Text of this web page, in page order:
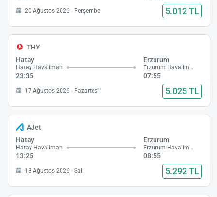
20 Ağustos 2026 - Perşembe 5.012 TL
THY
Hatay
Hatay Havalimanı
23:35
Erzurum
Erzurum Havalimanı
07:55
17 Ağustos 2026 - Pazartesi 5.025 TL
AJet
Hatay
Hatay Havalimanı
13:25
Erzurum
Erzurum Havalimanı
08:55
18 Ağustos 2026 - Salı 5.292 TL